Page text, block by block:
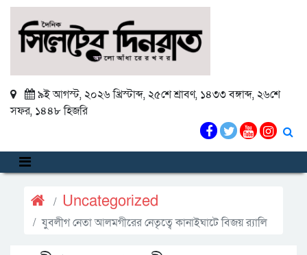
৯ই আগস্ট, ২০২৬ খ্রিস্টাব্দ, ২৫শে শ্রাবণ, ১৪৩৩ বঙ্গাব্দ, ২৬শে
সফর, ১৪৪৮ হিজরি
Uncategorized
যুবলীগ নেতা আলমগীরের নেতৃত্বে কানাইঘাটে বিজয় র‌্যালি